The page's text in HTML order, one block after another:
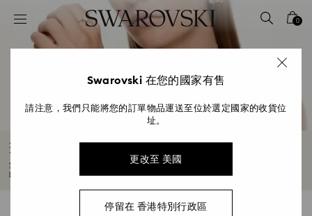
Accesskeys list
0 - Header
3 - Filter
0
戒指特賣
無論您是想求婚還是犒賞自己，都可以在夏季特賣中找到最優惠的戒指，包括個性化
的雞尾酒設計和適合日常佩戴的戒指。
過濾
Swarovski 在您的國家有售
請注意，我們只能將您的訂單物品運送至位於選定國家的收貨位
址。
更改至 美國
停留在 香港特別行政區